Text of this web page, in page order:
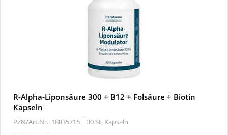
R-Alpha-Liponsäure 300 + B12 + Folsäure + Biotin
Kapseln
PZN/Art.Nr.: 18835716 | 30 St, Kapseln